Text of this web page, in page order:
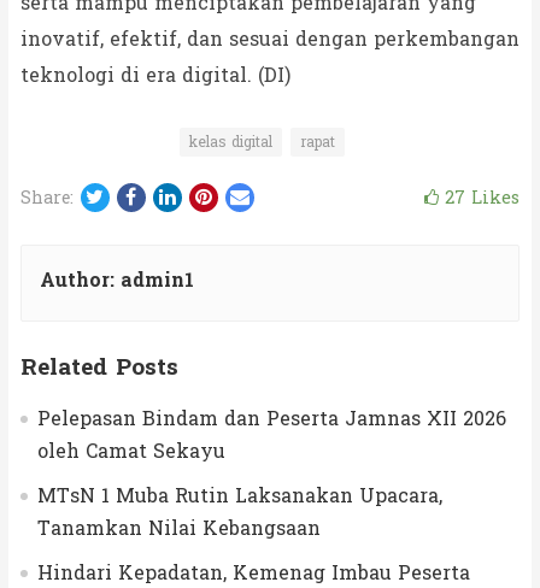
inovatif, efektif, dan sesuai dengan perkembangan
teknologi di era digital. (DI)
kelas digital rapat
Share: Twitter
Facebook
LinkedIn
Pinterest
Email 27 Likes
Author: admin1
Related Posts
Pelepasan Bindam dan Peserta Jamnas XII 2026
oleh Camat Sekayu
MTsN 1 Muba Rutin Laksanakan Upacara,
Tanamkan Nilai Kebangsaan
Hindari Kepadatan, Kemenag Imbau Peserta